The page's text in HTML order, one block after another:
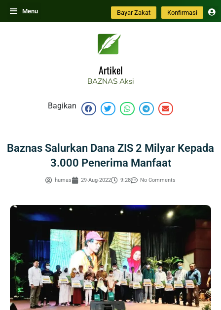
Skip
to
Menu Bayar Zakat Konfirmasi
Artikel
BAZNAS Aksi
Bagikan
Baznas Salurkan Dana ZIS 2 Milyar Kepada
3.000 Penerima Manfaat
humas 29-Aug-2022 9:28 No Comments